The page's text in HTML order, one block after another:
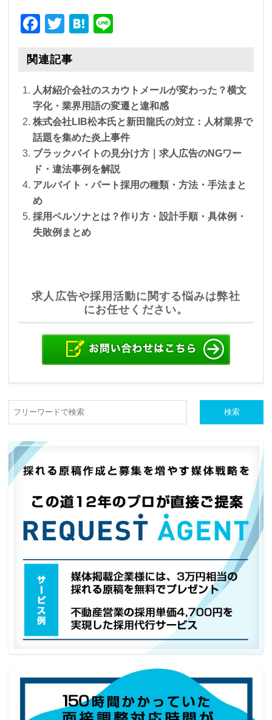
F
c
e
b
o
o
k
T
tt
er
H
n
a
関連記事
人材紹介会社のスカウトメールが変わった？横文
字化・業界用語の変遷と違和感
株式会社LIB松本氏と新田龍氏の対立：人材業界で
話題を集めた炎上事件
ブラックバイトの見分け方｜求人広告のNGワー
ド・違法事例を解説
アルバイト・パート採用の種類・方法・手法まと
め
採用ペルソナとは？作り方・設計手順・具体例・
失敗例まとめ
求人広告や採用活動に関する悩みは弊社
にお任せください。